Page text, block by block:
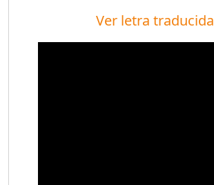
Ver letra traducida